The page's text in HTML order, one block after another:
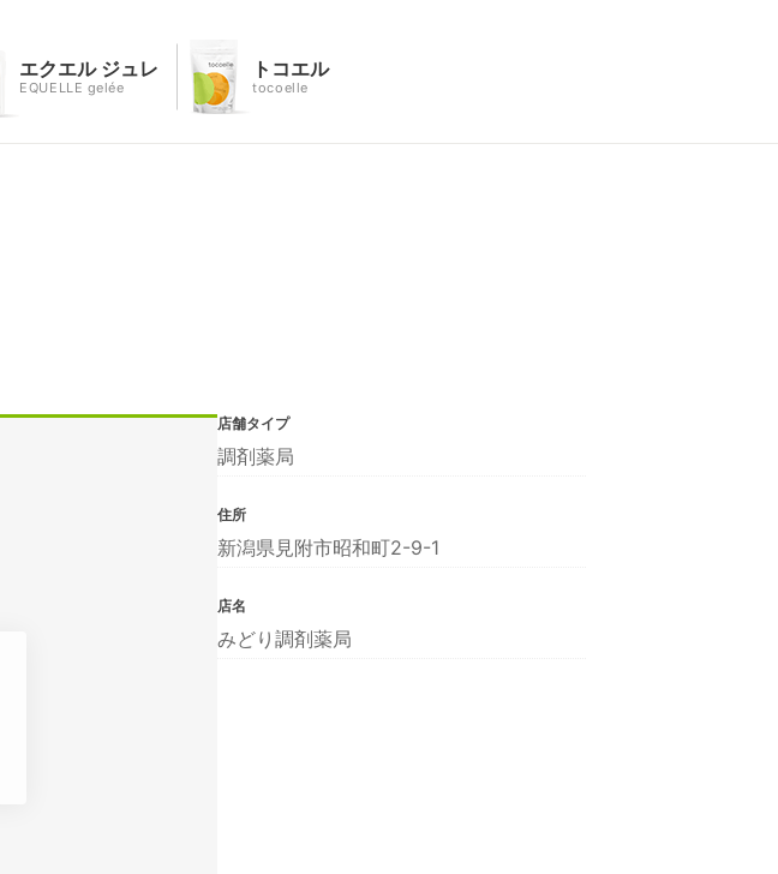
エクエル ジュレ
EQUELLE gelée
トコエル
tocoelle
店舗タイプ
調剤薬局
住所
新潟県見附市昭和町2-9-1
店名
みどり調剤薬局